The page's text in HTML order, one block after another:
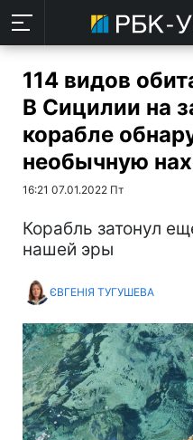
114 видов
В Сицилии на
корабле
необычную
16:21 07.01.2022 Пт
Корабль затонул
нашей эры
ЄВГЕНІЯ ТУГУШЕВА